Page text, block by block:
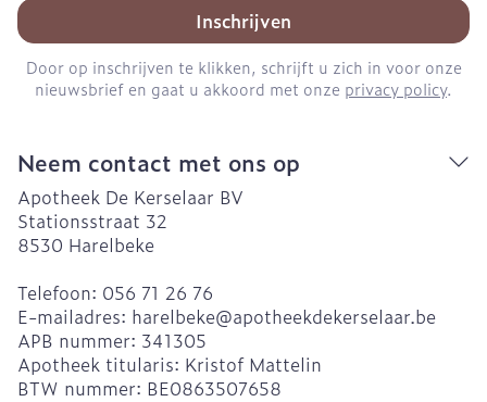
Inschrijven
Door op inschrijven te klikken, schrijft u zich in voor onze
nieuwsbrief en gaat u akkoord met onze privacy policy.
Neem contact met ons op
Apotheek De Kerselaar BV
Stationsstraat 32
8530 Harelbeke
Telefoon: 056 71 26 76
E-mailadres: harelbeke@apotheekdekerselaar.be
APB nummer: 341305
Apotheek titularis: Kristof Mattelin
BTW nummer: BE0863507658